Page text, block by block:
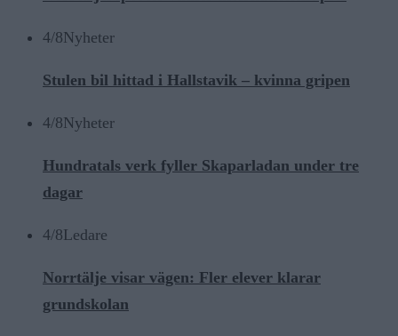
4/8Nyheter
Stulen bil hittad i Hallstavik – kvinna gripen
4/8Nyheter
Hundratals verk fyller Skaparladan under tre
dagar
4/8Ledare
Norrtälje visar vägen: Fler elever klarar
grundskolan